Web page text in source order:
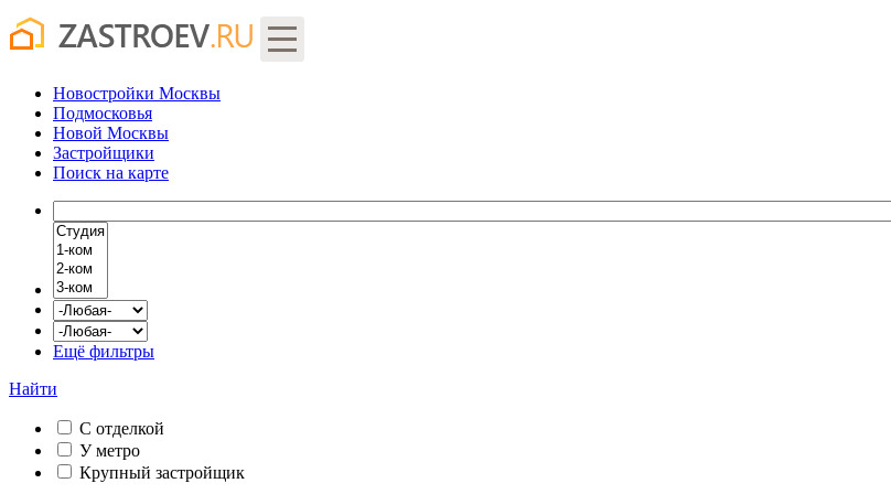
Новостройки Москвы
Подмосковья
Новой Москвы
Застройщики
Поиск на карте
Ещё фильтры
Найти
С отделкой
У метро
Крупный застройщик